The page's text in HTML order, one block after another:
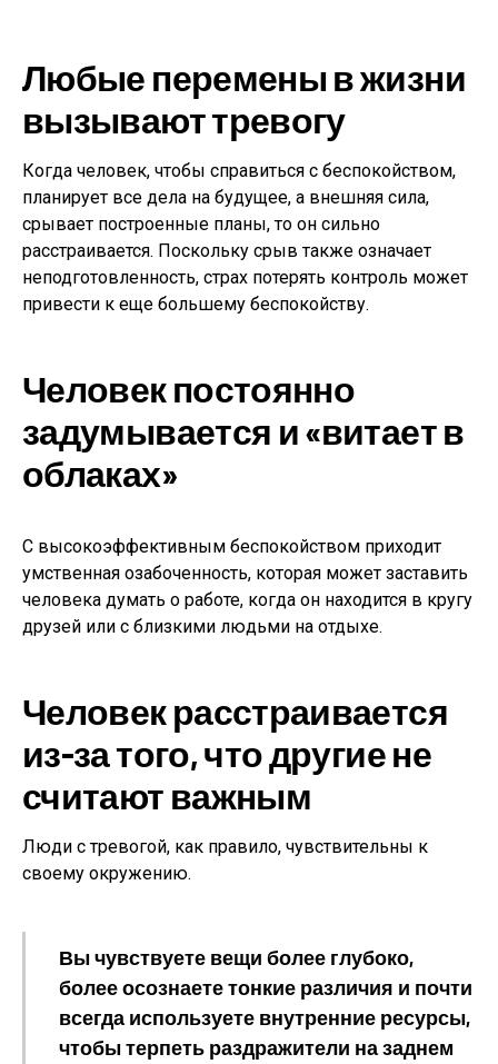
Любые перемены в жизни
вызывают тревогу
Когда человек, чтобы справиться с беспокойством,
планирует все дела на будущее, а внешняя сила,
срывает построенные планы, то он сильно
расстраивается. Поскольку срыв также означает
неподготовленность, страх потерять контроль может
привести к еще большему беспокойству.
Человек постоянно
задумывается и «витает в
облаках»
С высокоэффективным беспокойством приходит
умственная озабоченность, которая может заставить
человека думать о работе, когда он находится в кругу
друзей или с близкими людьми на отдыхе.
Человек расстраивается
из-за того, что другие не
считают важным
Люди с тревогой, как правило, чувствительны к
своему окружению.
Вы чувствуете вещи более глубоко,
более осознаете тонкие различия и почти
всегда используете внутренние ресурсы,
чтобы терпеть раздражители на заднем